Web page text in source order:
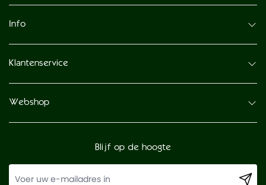
Info
Klantenservice
Webshop
Blijf op de hoogte